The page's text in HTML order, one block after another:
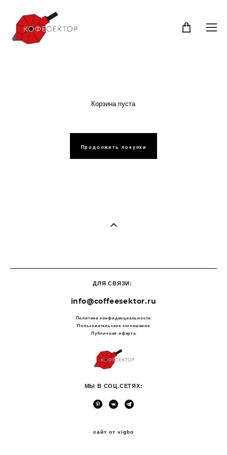
Корзина пуста
Продолжить покупки
ДЛЯ СВЯЗИ:
info@coffeesektor.ru
Политика конфиденциальности
Пользовательское соглашение
Публичная оферта
МЫ В СОЦ.СЕТЯХ:
сайт от vigbo